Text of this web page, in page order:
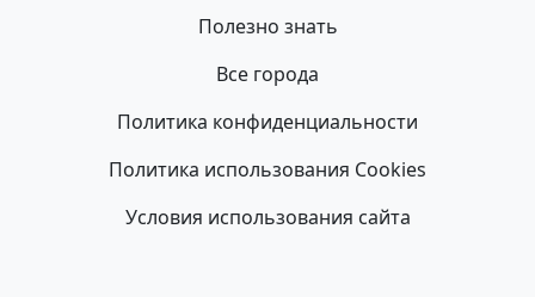
Полезно знать
Все города
Политика конфиденциальности
Политика использования Cookies
Условия использования сайта